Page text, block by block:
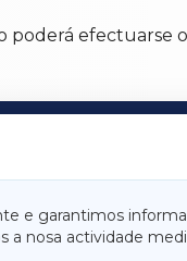
efectuarse
e garantimos
a nosa actividade